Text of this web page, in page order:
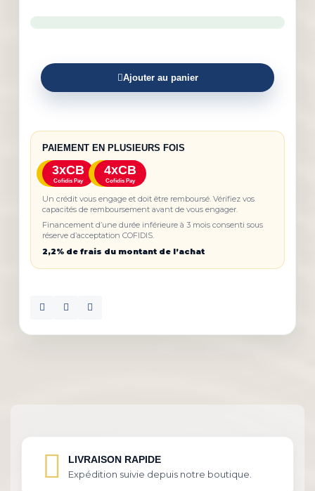
Ajouter au panier
PAIEMENT EN PLUSIEURS FOIS
3xCB
Cofidis Pay
4xCB
Cofidis Pay
Un crédit vous engage et doit être remboursé. Vérifiez vos
capacités de remboursement avant de vous engager.
Financement d’une durée inférieure à 3 mois consenti sous
réserve d’acceptation COFIDIS.
2,2% de frais du montant de l’achat
LIVRAISON RAPIDE
Expédition suivie depuis notre boutique.